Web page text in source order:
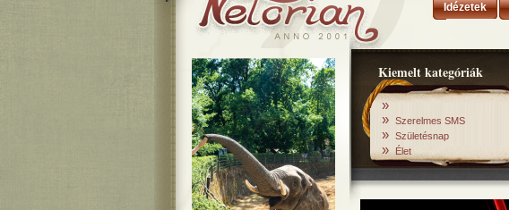
Idézetek
Kiemelt kategóriák
»
» Szerelmes SMS
» Születésnap
» Élet